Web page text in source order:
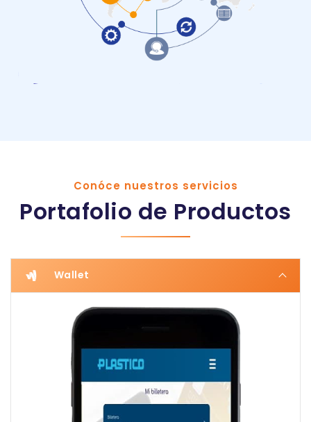
Conóce nuestros servicios
Portafolio de Productos
Wallet